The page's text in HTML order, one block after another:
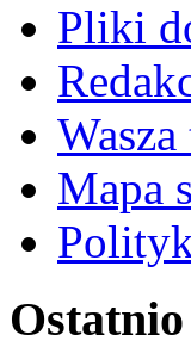
Pliki
Mapa